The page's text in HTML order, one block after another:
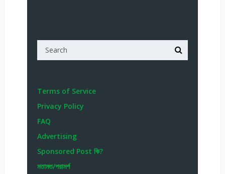
Terms of Service
Privacy Policy
FAQ
Advertising
Sponsored Post কি?
মতামত/পরামর্শ